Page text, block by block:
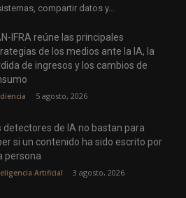
compartir datos y...
IFRA reúne las principales
de los medios ante la IA, la
de ingresos y los cambios de
5 agosto, 2026
detectores de IA no bastan para
si un contenido ha sido escrito por
persona
Artificial 3 agosto, 2026